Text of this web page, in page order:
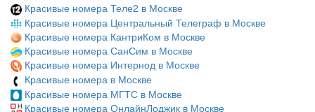
Красивые номера Теле2 в Москве
Красивые номера Центральный Телеграф в Москве
Красивые номера КантриКом в Москве
Красивые номера СанСим в Москве
Красивые номера Интернод в Москве
Красивые номера в Москве
Красивые номера МГТС в Москве
Красивые номера ОнлайнЛоджик в Москве